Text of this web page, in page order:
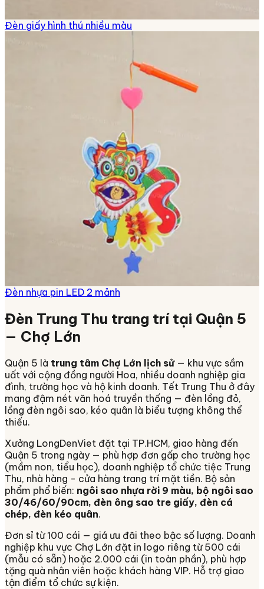
Đèn giấy hình thú nhiều màu
Đèn nhựa pin LED 2 mảnh
Đèn Trung Thu trang trí tại Quận 5
— Chợ Lớn
Quận 5 là trung tâm Chợ Lớn lịch sử— khu vực sầm
uất với cộng đồng người Hoa, nhiều doanh nghiệp gia
đình, trường học và hộ kinh doanh. Tết Trung Thu ở đây
mang đậm nét văn hoá truyền thống — đèn lồng đỏ,
lồng đèn ngôi sao, kéo quân là biểu tượng không thể
thiếu.
Xưởng LongDenViet đặt tại TP.HCM, giao hàng đến
Quận 5 trong ngày — phù hợp đơn gấp cho trường học
(mầm non, tiểu học), doanh nghiệp tổ chức tiệc Trung
Thu, nhà hàng - cửa hàng trang trí mặt tiền. Bộ sản
phẩm phổ biến: ngôi sao nhựa rời 9 màu, bộ ngôi sao
30/46/60/90cm, đèn ông sao tre giấy, đèn cá
chép, đèn kéo quân.
Đơn sỉ từ 100 cái — giá ưu đãi theo bậc số lượng. Doanh
nghiệp khu vực Chợ Lớn đặt in logo riêng từ 500 cái
(mẫu có sẵn) hoặc 2.000 cái (in toàn phần), phù hợp
tặng quà nhân viên hoặc khách hàng VIP. Hỗ trợ giao
tận điểm tổ chức sự kiện.